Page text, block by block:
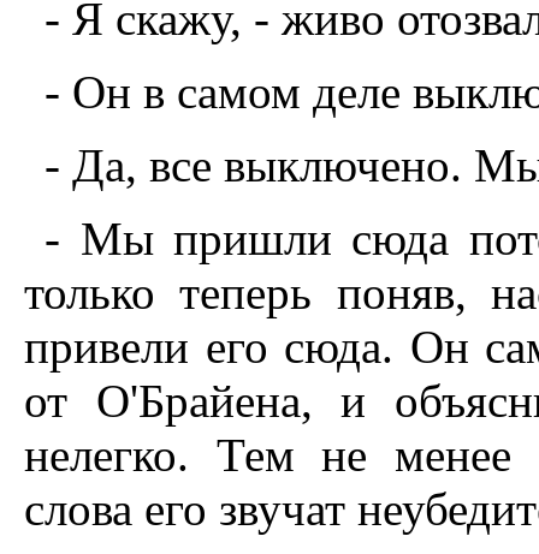
- Я скажу, - живо
- Он в самом деле
- Да, все выключено.
- Мы пришли сюда
только теперь поняв,
привели его сюда. Он
от О'Брайена, и
нелегко. Тем не менее
слова его звучат